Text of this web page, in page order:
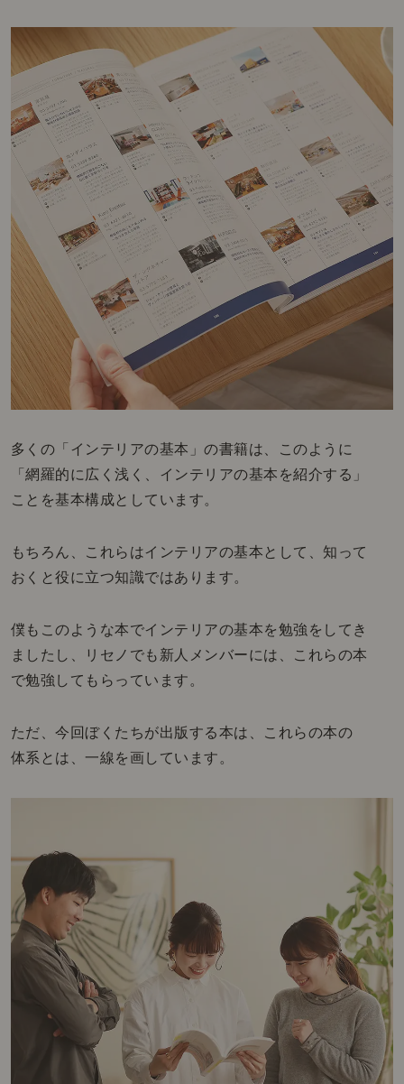
多くの「インテリアの基本」の書籍は、このように
「網羅的に広く浅く、インテリアの基本を紹介する」
ことを基本構成としています。
もちろん、これらはインテリアの基本として、知って
おくと役に立つ知識ではあります。
僕もこのような本でインテリアの基本を勉強をしてき
ましたし、リセノでも新人メンバーには、これらの本
で勉強してもらっています。
ただ、今回ぼくたちが出版する本は、これらの本の
体系とは、一線を画しています。